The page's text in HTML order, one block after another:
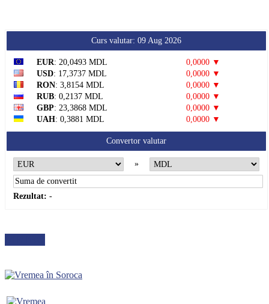
Curs valutar: 09 Aug 2026
EUR: 20,0493 MDL
0,0000 ▼
USD: 17,3737 MDL
0,0000 ▼
RON: 3,8154 MDL
0,0000 ▼
RUB: 0,2137 MDL
0,0000 ▼
GBP: 23,3868 MDL
0,0000 ▼
UAH: 0,3881 MDL 0,0000 ▼
Convertor valutar
»
Rezultat: -